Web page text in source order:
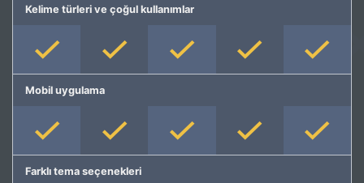
Kelime türleri ve çoğul kullanımlar
Mobil uygulama
Farklı tema seçenekleri